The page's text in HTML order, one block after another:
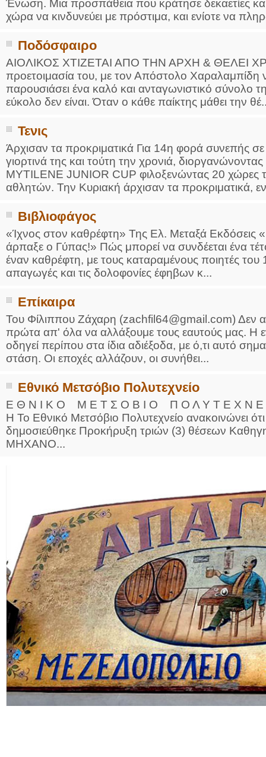
Ένωση. Μια προσπάθεια που κράτησε δεκαετίες
χώρα να κινδυνεύει με πρόστιμα, και ενίοτε να
Ποδόσφαιρο
ΑΙΟΛΙΚΟΣ ΧΤΙΖΕΤΑΙ ΑΠΟ ΤΗΝ ΑΡΧΗ & ΘΕΛΕΙ
προετοιμασία του, με τον Απόστολο Χαραλαμπίδη
παρουσιάσει ένα καλό και ανταγωνιστικό σύνολο
εύκολο δεν είναι. Όταν ο κάθε παίκτης μάθει την
Τενις
Άρχισαν τα προκριματικά Για 14η φορά συνεπής
γιορτινά της και τούτη την χρονιά,
MYTILENE JUNIOR CUP φιλοξενώντας 20 χώρες
αθλητών. Την Κυριακή άρχισαν τα προκριματικά,
Βιβλιοφάγος
«Ίχνος στον καθρέφτη» Της Ελ. Μεταξά
άρπαξε ο Γύπας!» Πώς μπορεί να συνδέεται ένα
έναν καθρέφτη, με τους καταραμένους ποιητές του
απαγωγές και τις δολοφονίες έφηβων κ...
Επίκαιρα
Του Φίλιππου Ζάχαρη (zachfil64@gmail.com) Δεν
πρώτα απ' όλα να αλλάξουμε τους εαυτούς μας. Η
οδηγεί περίπου στα ίδια αδιέξοδα, με ό,τι αυτό
στάση. Οι εποχές αλλάζουν, οι συνήθει...
Εθνικό Μετσόβιο Πολυτεχνείο
Ε Θ Ν Ι Κ Ο Μ Ε Τ Σ Ο Β Ι Ο Π Ο Λ Υ Τ Ε Χ Ν Ε
Η Το Εθνικό Μετσόβιο Πολυτεχνείο ανακοινώνει
δημοσιεύθηκε Προκήρυξη τριών (3) θέσεων
ΜΗΧΑΝΟ...